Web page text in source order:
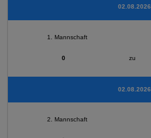
02.08.2026
1. Mannschaft
0 zu
02.08.2026
2. Mannschaft